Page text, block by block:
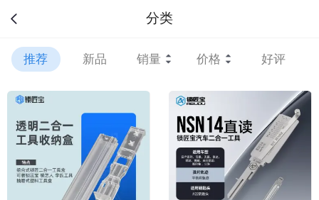
分类
推荐 新品 销量 价格 好评